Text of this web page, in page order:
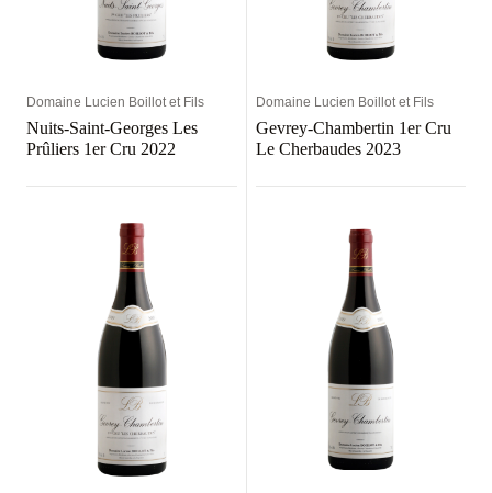
Domaine Lucien Boillot et Fils
Nuits-Saint-Georges Les
Prûliers 1er Cru 2022
Domaine Lucien Boillot et Fils
Gevrey-Chambertin 1er Cru
Le Cherbaudes 2023